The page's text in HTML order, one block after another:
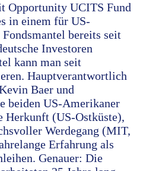
Opportunity UCITS Fund
in einem für US-
bereits seit
Investoren
kann man seit
Hauptverantwortlich
Baer und
beiden US-Amerikaner
Herkunft (US-Ostküste),
Werdegang (MIT,
Erfahrung als
Genauer: Die